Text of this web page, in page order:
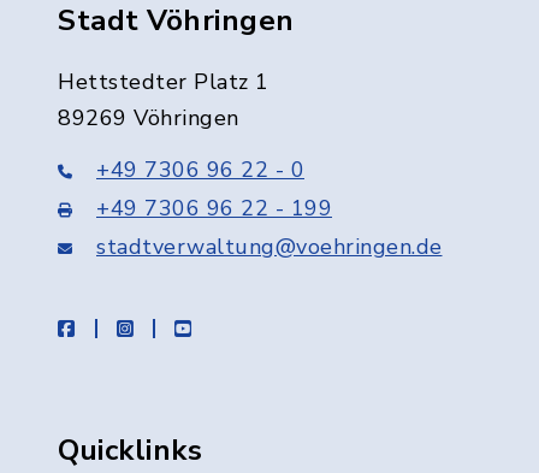
Stadt Vöhringen
Hettstedter Platz 1
89269 Vöhringen
+49 7306 96 22 - 0
+49 7306 96 22 - 199
stadtverwaltung@voehringen.de
facebookinstagramyoutube
Quicklinks